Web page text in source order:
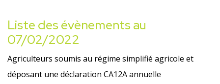
Liste des évènements au
07/02/2022
Agriculteurs soumis au régime simplifié agricole et
déposant une déclaration CA12A annuelle